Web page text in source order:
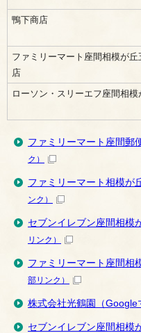
鴨下商店
ファミリーマート座間相模が丘
店
ローソン・スリーエフ座間相模
ファミリーマート座間郵
ク）
ファミリーマート相模が
ンク）
セブンイレブン座間相模
リンク）
ファミリーマート座間相
部リンク）
株式会社光鶴園（Google
セブンイレブン座間相模